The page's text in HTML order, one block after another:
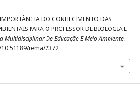
DO CONHECIMENTO DAS
PARA O PROFESSOR DE BIOLOGIA E
Multidisciplinar De Educação E Meio Ambiente,
rema/2372